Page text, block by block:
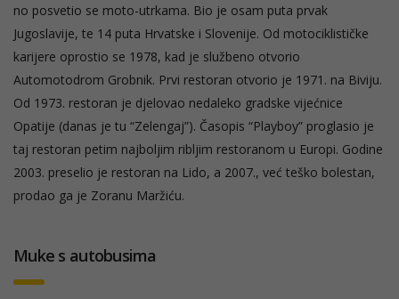
no posvetio se moto-utrkama. Bio je osam puta prvak
Jugoslavije, te 14 puta Hrvatske i Slovenije. Od motociklističke
karijere oprostio se 1978, kad je službeno otvorio
Automotodrom Grobnik. Prvi restoran otvorio je 1971. na Biviju.
Od 1973. restoran je djelovao nedaleko gradske vijećnice
Opatije (danas je tu “Zelengaj”). Časopis “Playboy” proglasio je
taj restoran petim najboljim ribljim restoranom u Europi. Godine
2003. preselio je restoran na Lido, a 2007., već teško bolestan,
prodao ga je Zoranu Maržiću.
Muke s autobusima